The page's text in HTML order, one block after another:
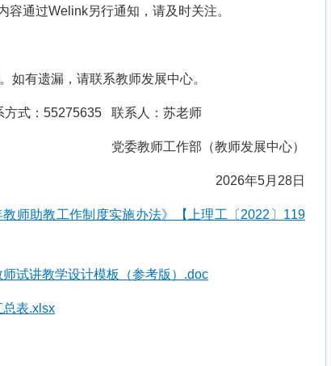
容通过Welink另行通知，请及时关注。
如有遗漏，请联系教师发展中心。
方式： 55275635 联系人：苏老师
党委教师工作部（教师发展中心）
2026年5月 28日
师助教工作制度实施办法》【上理工〔2022〕119
试讲教学设计模板（参考版）.doc
总表.xlsx